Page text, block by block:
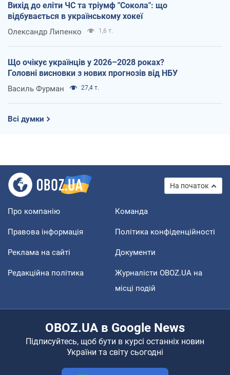
Вихід до еліти ЧС та тріумф "Сокола": що
відбувається в українському хокеї
Олександр Липенко 1,6 т.
Що очікує українців у 2026–2028 роках?
Головні висновки з нових прогнозів від НБУ
Василь Фурман 27,4 т.
Всі думки
На початок
Про компанію Команда
Правова інформація Політика конфіденційності
Реклама на сайті Документи
Редакційна політика
Журналісти OBOZ.UA на
місці подій
OBOZ.UA в Google News
Підписуйтесь, щоб бути в курсі останніх новин
України та світу сьогодні